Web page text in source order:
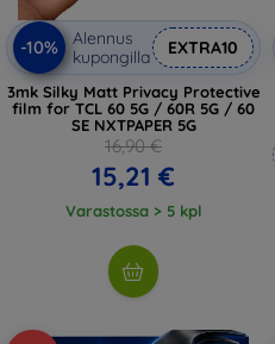
-10%
Alennus
kupongilla
EXTRA10
3mk Silky Matt Privacy Protective
film for TCL 60 5G / 60R 5G / 60
SE NXTPAPER 5G
16,90 €
15,21 €
Varastossa > 5 kpl